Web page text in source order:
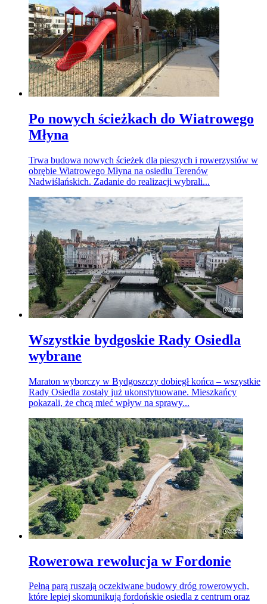
Po nowych ścieżkach do Wiatrowego
Młyna
Trwa budowa nowych ścieżek dla pieszych i rowerzystów w
obrębie Wiatrowego Młyna na osiedlu Terenów
Nadwiślańskich. Zadanie do realizacji wybrali...
Wszystkie bydgoskie Rady Osiedla
wybrane
Maraton wyborczy w Bydgoszczy dobiegł końca – wszystkie
Rady Osiedla zostały już ukonstytuowane. Mieszkańcy
pokazali, że chcą mieć wpływ na sprawy...
Rowerowa rewolucja w Fordonie
Pełną parą ruszają oczekiwane budowy dróg rowerowych,
które lepiej skomunikują fordońskie osiedla z centrum oraz